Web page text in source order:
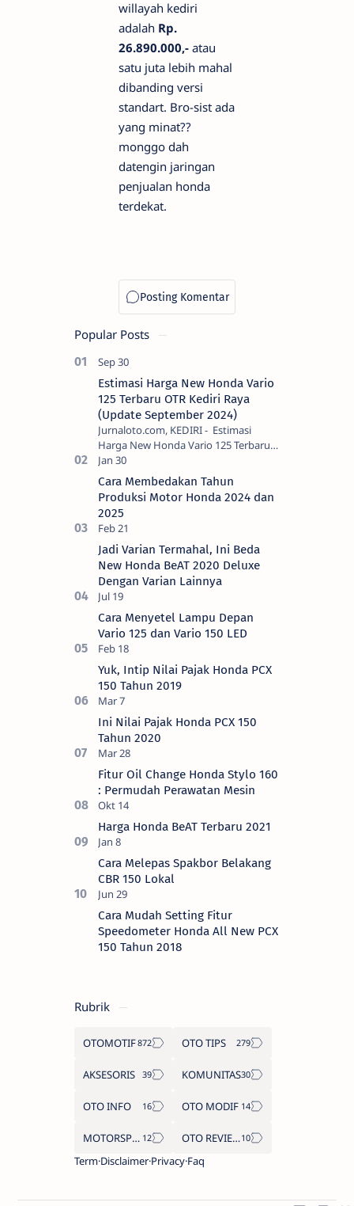
willayah kediri
adalah Rp.
26.890.000,- atau
satu juta lebih mahal
dibanding versi
standart. Bro-sist ada
yang minat??
monggo dah
datengin jaringan
penjualan honda
terdekat.
Popular Posts
Estimasi Harga New Honda Vario
125 Terbaru OTR Kediri Raya
(Update September 2024)
Jurnaloto.com, KEDIRI - Estimasi
Harga New Honda Vario 125 Terbaru
OTR Kediri Raya (Update September
2024) Brosis sekalian, PT Astra Honda
Motor (AH…
Cara Membedakan Tahun
Produksi Motor Honda 2024 dan
2025
Jadi Varian Termahal, Ini Beda
New Honda BeAT 2020 Deluxe
Dengan Varian Lainnya
Cara Menyetel Lampu Depan
Vario 125 dan Vario 150 LED
Yuk, Intip Nilai Pajak Honda PCX
150 Tahun 2019
Ini Nilai Pajak Honda PCX 150
Tahun 2020
Fitur Oil Change Honda Stylo 160
: Permudah Perawatan Mesin
Harga Honda BeAT Terbaru 2021
Cara Melepas Spakbor Belakang
CBR 150 Lokal
Cara Mudah Setting Fitur
Speedometer Honda All New PCX
150 Tahun 2018
Rubrik
OTOMOTIF OTO TIPS
AKSESORIS KOMUNITAS
OTO INFO OTO MODIF
MOTORSPORT
OTO REVIEW
Term Disclaimer Privacy Faq